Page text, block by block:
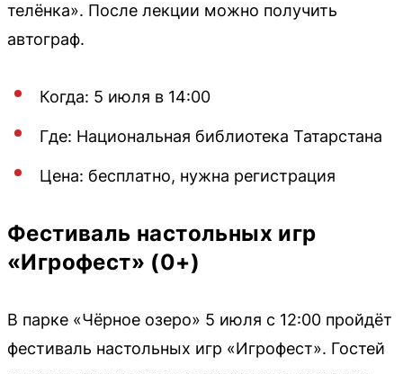
телёнка». После лекции можно получить
автограф.
Когда: 5 июля в 14:00
Где: Национальная библиотека Татарстана
Цена: бесплатно, нужна регистрация
Фестиваль настольных игр
«Игрофест» (0+)
В парке «Чёрное озеро» 5 июля с 12:00 пройдёт
фестиваль настольных игр «Игрофест». Гостей